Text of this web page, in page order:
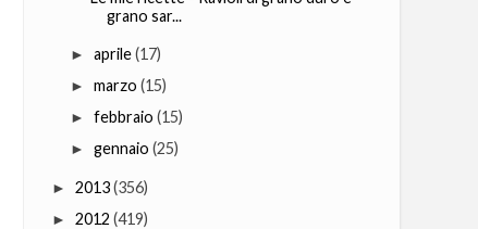
grano sar...
►aprile(17)
►marzo(15)
►febbraio(15)
►gennaio(25)
► 2013(356)
► 2012 (419)